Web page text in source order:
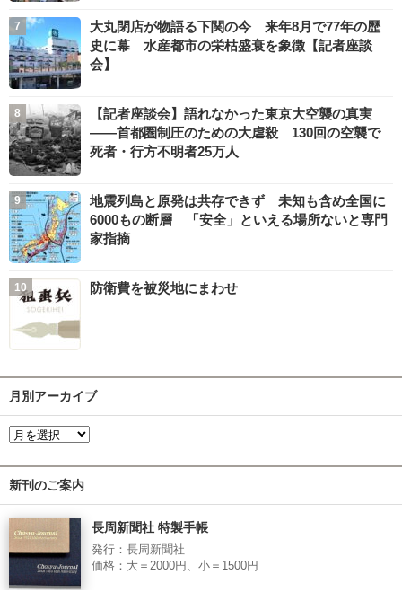
大丸閉店が物語る下関の今 来年8月で77年の歴
史に幕 水産都市の栄枯盛衰を象徴【記者座談
会】
【記者座談会】語れなかった東京大空襲の真実
――首都圏制圧のための大虐殺 130回の空襲で
死者・行方不明者25万人
地震列島と原発は共存できず 未知も含め全国に
6000もの断層 「安全」といえる場所ないと専門
家指摘
防衛費を被災地にまわせ
月別アーカイブ
新刊のご案内
長周新聞社 特製手帳
発行：長周新聞社
価格：大＝2000円、小＝1500円